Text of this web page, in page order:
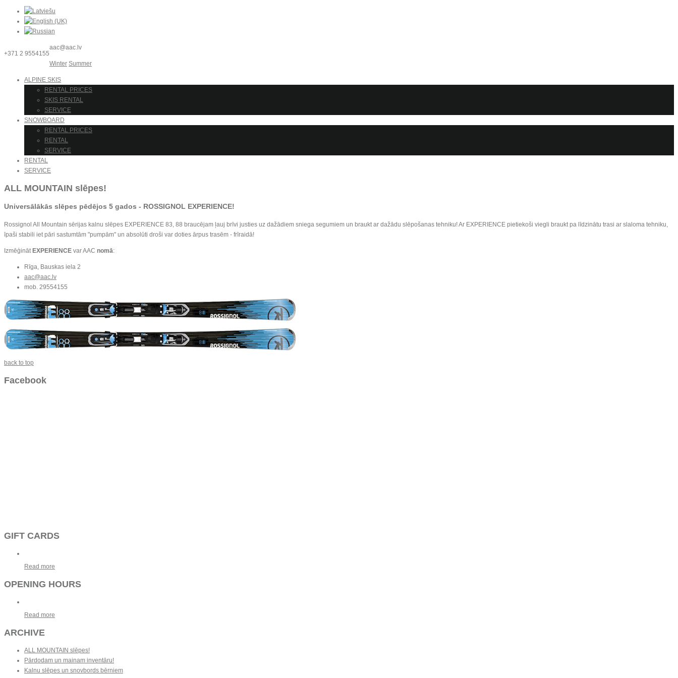
+371 2 9554155
aac@aac.lv
Winter Summer
ALPINE SKIS
RENTAL PRICES
SKIS RENTAL
SERVICE
SNOWBOARD
RENTAL PRICES
RENTAL
SERVICE
RENTAL
SERVICE
ALL MOUNTAIN slēpes!
Universālākās slēpes pēdējos 5 gados - ROSSIGNOL EXPERIENCE!
Rossignol All Mountain sērijas kalnu slēpes EXPERIENCE 83, 88 braucējam ļauj brīvi justies uz dažādiem sniega segumiem un braukt ar dažādu slēpošanas tehniku! Ar EXPERIENCE pietiekoši viegli braukt pa līdzinātu trasi ar slaloma tehniku,
īpaši stabili iet pāri sastumtām "pumpām" un absolūti droši var doties ārpus trasēm - frīraidā!
Izmēģināt EXPERIENCE var AAC nomā:
Rīga, Bauskas iela 2
aac@aac.lv
mob. 29554155
back to top
Facebook
GIFT CARDS
Read more
OPENING HOURS
Read more
ARCHIVE
ALL MOUNTAIN slēpes!
Pārdodam un mainam inventāru!
Kalnu slēpes un snovbords bērniem